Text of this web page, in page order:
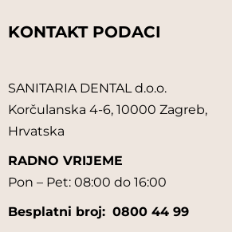
KONTAKT PODACI
SANITARIA DENTAL d.o.o.
Korčulanska 4-6, 10000 Zagreb,
Hrvatska
RADNO VRIJEME
Pon – Pet: 08:00 do 16:00
Besplatni broj: 0800 44 99